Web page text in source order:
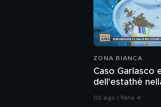
ZONA BIANCA
Caso Garlasco
dell'estathè
spazzatura
03 ago | Rete 4